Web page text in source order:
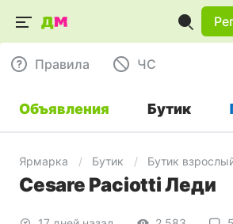
Правила ЧC
Объявления Бутик
Ярмарка Бутик Бутик
Cesare Paciotti Леди